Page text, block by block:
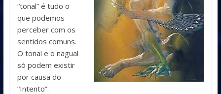
“tonal” é tudo o
que podemos
perceber com os
sentidos comuns.
O tonal e o nagual
só podem existir
por causa do
“Intento”.